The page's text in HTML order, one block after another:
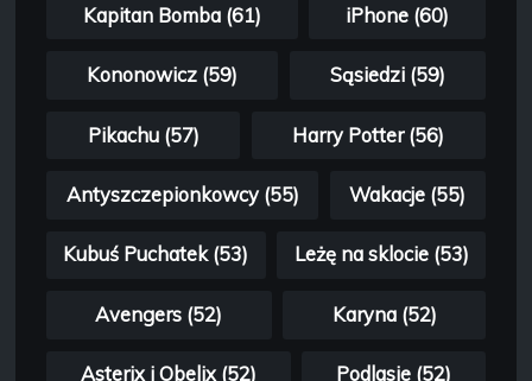
Kapitan Bomba (61) iPhone (60)
Kononowicz (59) Sąsiedzi (59)
Pikachu (57) Harry Potter (56)
Antyszczepionkowcy (55) Wakacje (55)
Kubuś Puchatek (53) Leżę na sklocie (53)
Avengers (52) Karyna (52)
Asterix i Obelix (52) Podlasie (52)